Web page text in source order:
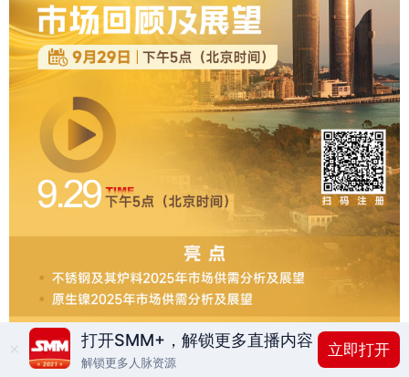
打开SMM+，解锁更多直播内容
解锁更多人脉资源
立即打开